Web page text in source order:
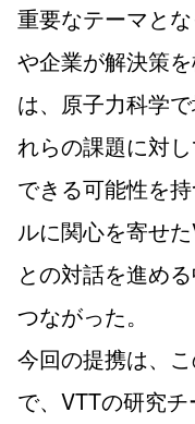
重要なテーマと
や企業が解決策
は、原子力科学
れらの課題に対
できる可能性を
ルに関心を寄せ
との対話を進め
つながった。
今回の提携は、
で、VTTの研究